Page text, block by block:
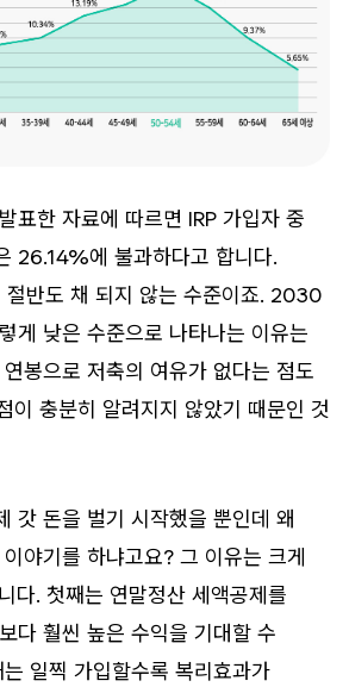
표한 자료에 따르면 IRP 가입자 중
26.14%에 불과하다고 합니다.
반도 채 되지 않는 수준이죠. 2030
게 낮은 수준으로 나타나는 이유는
봉으로 저축의 여유가 없다는 점도
이 충분히 알려지지 않았기 때문인 것
갓 돈을 벌기 시작했을 뿐인데 왜
야기를 하냐고요? 그 이유는 크게
다. 첫째는 연말정산 세액공제를
다 훨씬 높은 수익을 기대할 수
일찍 가입할수록 복리효과가